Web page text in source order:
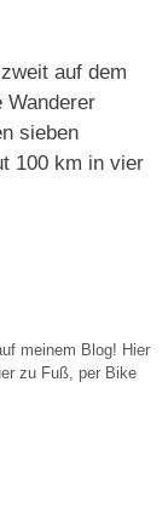
auf dem
Wanderer
sieben
100 km in vier
meinem Blog! Hier
zu Fuß, per Bike